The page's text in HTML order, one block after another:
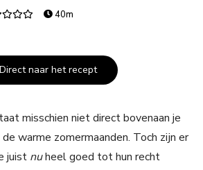
40m
Direct naar het recept
misschien niet direct bovenaan je
warme zomermaanden. Toch zijn er
juist nuheel goed tot hun recht